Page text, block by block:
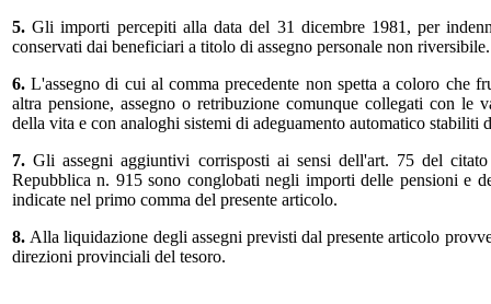
5.Gli importi percepiti alla data del 31 dicembre 1981, per
conservati dai beneficiari a titolo di assegno personale non riversibile.
6.L'assegno di cui al comma precedente non spetta a coloro che
altra pensione, assegno o retribuzione comunque collegati con le
della vita e con analoghi sistemi di adeguamento automatico stabiliti
7.Gli assegni aggiuntivi corrisposti ai sensi dell'art. 75 del
Repubblica n. 915 sono conglobati negli importi delle pensioni e
indicate nel primo comma del presente articolo.
8. Alla liquidazione degli assegni previsti dal presente articolo
direzioni provinciali del tesoro.